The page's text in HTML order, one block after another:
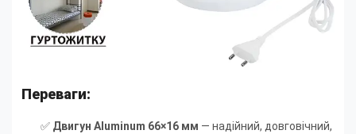
Переваги:
✅ Двигун Aluminum 66×16 мм — надійний, довговічний,